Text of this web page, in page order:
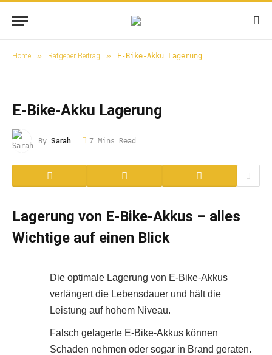
Home » Ratgeber Beitrag » E-Bike-Akku Lagerung
E-Bike-Akku Lagerung
By Sarah 7 Mins Read
Lagerung von E-Bike-Akkus – alles
Wichtige auf einen Blick
Die optimale Lagerung von E-Bike-Akkus
verlängert die Lebensdauer und hält die
Leistung auf hohem Niveau.
Falsch gelagerte E-Bike-Akkus können
Schaden nehmen oder sogar in Brand geraten.